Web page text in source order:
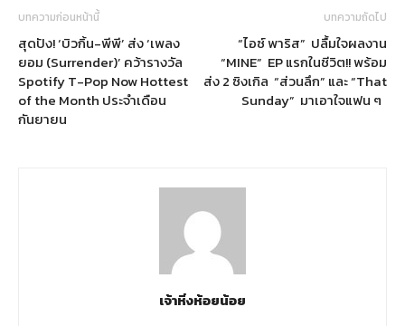
บทความก่อนหน้านี้
สุดปัง! ‘บิวกิ้น-พีพี’ ส่ง ‘เพลง
ยอม (Surrender)’ คว้ารางวัล
Spotify T-Pop Now Hottest
of the Month ประจำเดือน
กันยายน
บทความถัดไป
“ไอซ์ พาริส” ปลื้มใจผลงาน
“MINE” EP แรกในชีวิต!! พร้อม
ส่ง 2 ซิงเกิล “ส่วนลึก” และ “That
Sunday” มาเอาใจแฟน ๆ
เจ้าหิ่งห้อยน้อย